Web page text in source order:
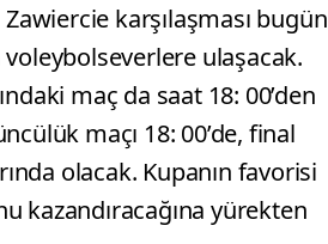
karşılaşması bugün
voleybolseverlere ulaşacak.
maç da saat 18: 00’den
maçı 18: 00’de, final
olacak. Kupanın favorisi
kazandıracağına yürekten